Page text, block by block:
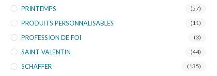
PRINTEMPS (57)
PRODUITS PERSONNALISABLES (11)
PROFESSION DE FOI (3)
SAINT VALENTIN (44)
SCHAFFER (135)